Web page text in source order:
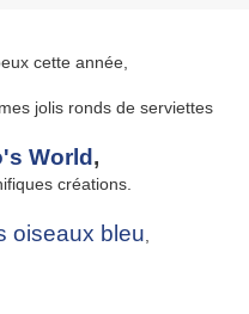
cette année,
jolis ronds de serviettes
World ,
créations.
oiseaux bleu